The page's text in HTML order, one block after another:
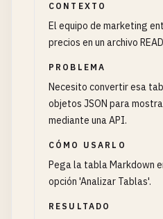
CONTEXTO
El equipo de marketing
precios en un archivo
PROBLEMA
Necesito convertir esa
objetos JSON para
mediante una API.
CÓMO USARLO
Pega la tabla Markdown
opción 'Analizar Tablas'.
RESULTADO